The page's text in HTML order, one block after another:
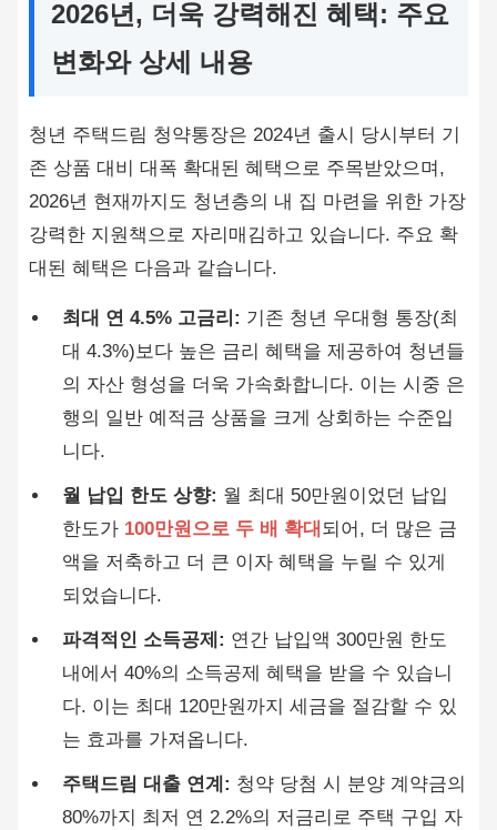
2026년, 더욱 강력해진 혜택: 주요
변화와 상세 내용
청년 주택드림 청약통장은 2024년 출시 당시부터 기
존 상품 대비 대폭 확대된 혜택으로 주목받았으며,
2026년 현재까지도 청년층의 내 집 마련을 위한 가장
강력한 지원책으로 자리매김하고 있습니다. 주요 확
대된 혜택은 다음과 같습니다.
최대 연 4.5% 고금리: 기존 청년 우대형 통장(최
대 4.3%)보다 높은 금리 혜택을 제공하여 청년들
의 자산 형성을 더욱 가속화합니다. 이는 시중 은
행의 일반 예적금 상품을 크게 상회하는 수준입
니다.
월 납입 한도 상향: 월 최대 50만원이었던 납입
한도가 100만원으로 두 배 확대 되어, 더 많은 금
액을 저축하고 더 큰 이자 혜택을 누릴 수 있게
되었습니다.
파격적인 소득공제: 연간 납입액 300만원 한도
내에서 40%의 소득공제 혜택을 받을 수 있습니
다. 이는 최대 120만원까지 세금을 절감할 수 있
는 효과를 가져옵니다.
주택드림 대출 연계: 청약 당첨 시 분양 계약금의
80%까지 최저 연 2.2%의 저금리로 주택 구입 자